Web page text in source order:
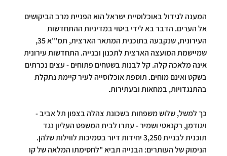
המענה לגידול באוכלוסיית ישראל הוא הפניית מרב הביקושים
אל הערים. הדבר בא לידי ביטוי במדיניות ההתחדשות
העירונית, שנקבעה בתוכנית המתאר הארצית, תמ"'א 35,
שמיישמת המועצה הארצית לתכנון ובנייה. התחדשות עירונית
אינה מלאכה קלה. קל לבנות בשטחים פתוחים - עצים נכרתים
בשקט ואינם מוחים. תוספת אוכלוסייה לעיר קיימת נתקלת
בהתנגדויות, במחאות ובעתירות.
כך למשל, שלוש משפחות בשכונת צהלה בצפון תל אביב -
ויגודמן, רקנאטי ושמיר - עתרו לבית המשפט העליון נגד
תוכנית לבניית 3,250 יחידות דיור בסמיכות לווילות שלהן.
הנימוק של העותרים: הבנייה תביא "לחסימתו המלאה של קו